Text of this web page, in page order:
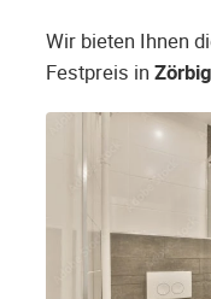
Wir bieten Ihnen
Festpreis in Zörbig